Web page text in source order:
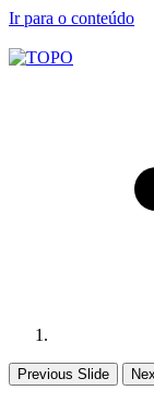
Ir para o conteúdo
Previous Slide